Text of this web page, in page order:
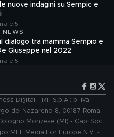
nuove indagini su Sempio e
5
NEWS
dialogo tra mamma Sempio e
Giuseppe nel 2022
5
Digital - RTI S.p.A.: p. iva
del Nazareno 8, 00187 Roma.
Monzese (MI) - Cap. Soc.
MFE Media For Europe N.V. -